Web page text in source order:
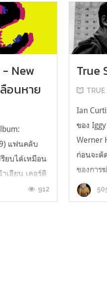
New
อนหาย
แฟนคลับ
ยบได้เหมือน
เอียน เคอร์ติ
เนื่องจาก
พลงนี้ออกมา
912
True
TRUE
Ian
ของ
Werner
ก่อนจะตั
ของการ
รุนแรง
คบสาวเ